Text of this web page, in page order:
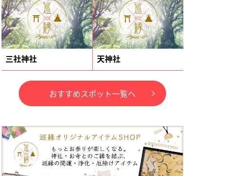
三社神社 天神社
おすすめスポット一覧へ